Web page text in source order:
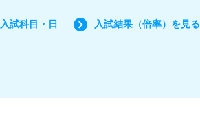
試科目・日
入試結果（倍率）を見る